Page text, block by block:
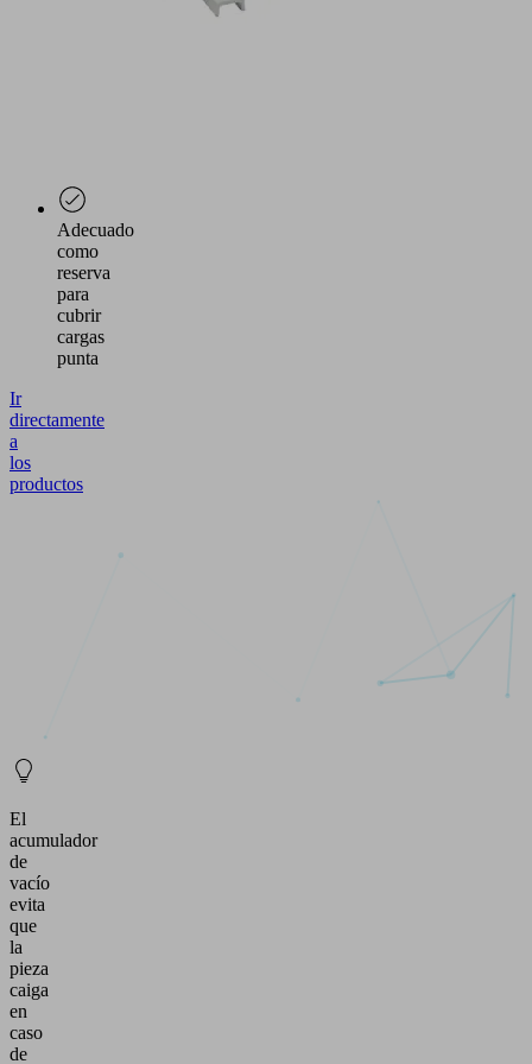
Adecuado
como
reserva
para
cubrir
cargas
punta
Ir
directamente
a
los
productos
El
acumulador
de
vacío
evita
que
la
pieza
caiga
en
caso
de